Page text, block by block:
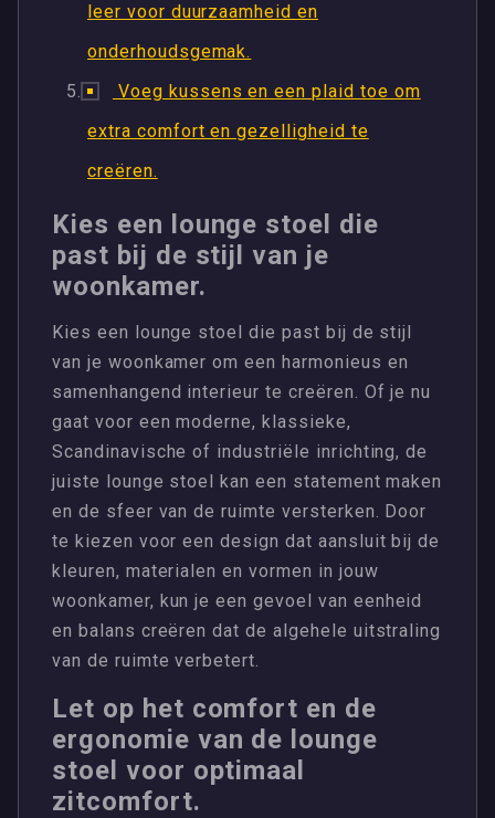
leer voor duurzaamheid en
onderhoudsgemak.
Voeg kussens en een plaid toe om
extra comfort en gezelligheid te
creëren.
Kies een lounge stoel die
past bij de stijl van je
woonkamer.
Kies een lounge stoel die past bij de stijl
van je woonkamer om een harmonieus en
samenhangend interieur te creëren. Of je nu
gaat voor een moderne, klassieke,
Scandinavische of industriële inrichting, de
juiste lounge stoel kan een statement maken
en de sfeer van de ruimte versterken. Door
te kiezen voor een design dat aansluit bij de
kleuren, materialen en vormen in jouw
woonkamer, kun je een gevoel van eenheid
en balans creëren dat de algehele uitstraling
van de ruimte verbetert.
Let op het comfort en de
ergonomie van de lounge
stoel voor optimaal
zitcomfort.